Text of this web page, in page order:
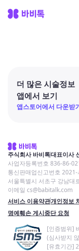
더 많은 시술정보
앱에서 보기
앱스토어에서 다운받
주식회사 바비톡대표이사
사업자등록번호 836-86-
통신판매업신고번호
서울특별시 서초구 강남대
이메일 cs@babitalk.com
서비스 이용약관개인정보
명예훼손 게시중단 요청
[인증범위]
(심사받지
[유효기간]